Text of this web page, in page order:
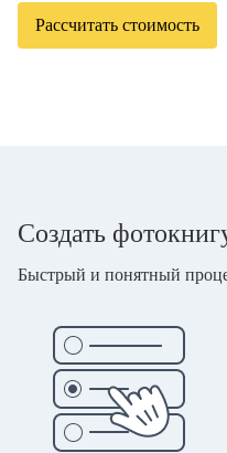
Рассчитать стоимость
Создать
Быстрый и понятный